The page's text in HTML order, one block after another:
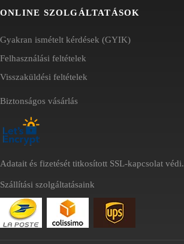
ONLINE SZOLGÁLTATÁSOK
Gyakran ismételt kérdések (GYIK)
Felhasználási feltételek
Visszaküldési feltételek
Biztonságos vásárlás
Adatait és fizetését titkosított SSL-kapcsolat védi.
Szállítási szolgáltatásaink